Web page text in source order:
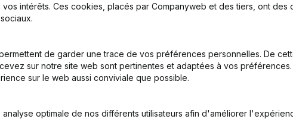
Annulation Cessation, Nullite, Concordat, Reorganisation
(Nouvelle Personne Morale, Ouverture Succursale, etc...)
intérêts. Ces cookies, placés par Companyweb et des tiers, ont des
de garder une trace de vos préférences personnelles. De
sur notre site web sont pertinentes et adaptées à vos préférences.
sur le web aussi conviviale que possible.
optimale de nos différents utilisateurs afin d'améliorer